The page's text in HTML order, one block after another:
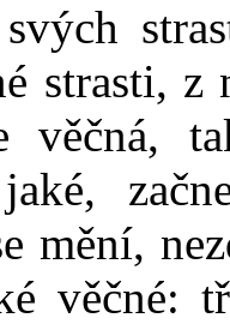
strasti,
věčná,
mění,
věčné: